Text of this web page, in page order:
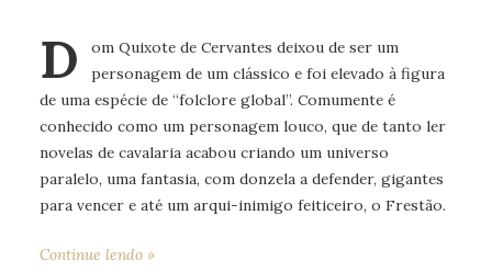
D
om Quixote de Cervantes deixou de ser um
personagem de um clássico e foi elevado à figura
de uma espécie de “folclore global”. Comumente é
conhecido como um personagem louco, que de tanto ler
novelas de cavalaria acabou criando um universo
paralelo, uma fantasia, com donzela a defender, gigantes
para vencer e até um arqui-inimigo feiticeiro, o Frestão.
Continue lendo »